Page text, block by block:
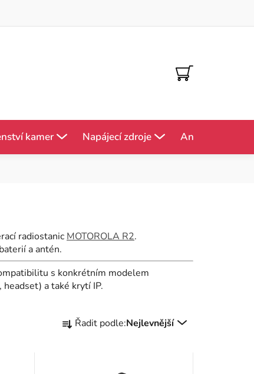
NÁKUPNÍ
KOŠÍK
kamer Napájecí zdroje Antény
radiostanic MOTOROLA R2.
a antén.
s konkrétním modelem
headset) a také krytí IP.
Ř Řadit podle:Nejlevnější